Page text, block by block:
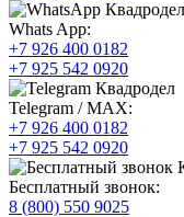
Whats App:
+7 926 400 0182
+7 925 542 0920
Telegram / MAX:
+7 926 400 0182
+7 925 542 0920
Бесплатный звонок:
8 (800) 550 9025